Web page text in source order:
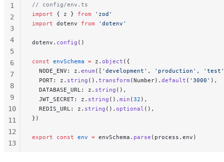
// config/env.ts
import { z } from 'zod'
import dotenv from 'dotenv'
dotenv. config ()
const envSchema = z. object ({
  NODE_ENV: z.
enum ([ 'development' , 'production' ,
'test'
  PORT: z.
string (). transform (Number). default ( '3000' ),
  DATABASE_URL: z.
string (),
  JWT_SECRET: z.
string (). min (32 ),
  REDIS_URL: z.
string (). optional (),
})
export const env = envSchema. parse (process.env)
1
2
3
4
5
6
7
8
9
10
11
12
13